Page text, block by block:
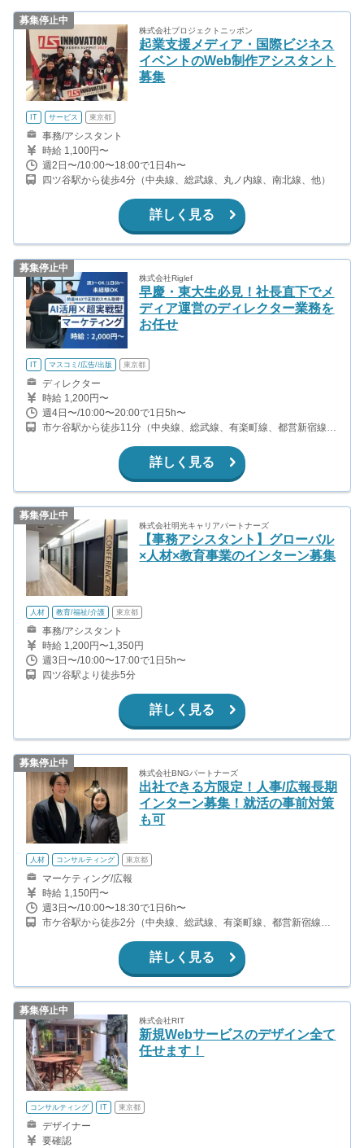
募集停止中
株式会社プロジェクトニッポン
起業支援メディア・国際ビジネス
イベントのWeb制作アシスタント
募集
IT サービス 東京都
事務/アシスタント
時給 1,100円〜
週2日〜/10:00〜18:00で1日4h〜
四ツ谷駅から徒歩4分（中央線、総武線、丸ノ内線、南北線、他）
詳しく見る
募集停止中
株式会社Riglef
早慶・東大生必見！社長直下でメ
ディア運営のディレクター業務を
お任せ
IT マスコミ/広告/出版 東京都
ディレクター
時給 1,200円〜
週4日〜/10:00〜20:00で1日5h〜
市ケ谷駅から徒歩11分（中央線、総武線、有楽町線、都営新宿線、
線） 半蔵門駅から徒歩3分（半蔵門線） 麹町駅から徒歩3分（有楽
詳しく見る
募集停止中
株式会社明光キャリアパートナーズ
【事務アシスタント】グローバル
×人材×教育事業のインターン募集
人材 教育/福祉/介護 東京都
事務/アシスタント
時給 1,200円〜1,350円
週3日〜/10:00〜17:00で1日5h〜
四ツ谷駅より徒歩5分
詳しく見る
募集停止中
株式会社BNGパートナーズ
出社できる方限定！人事/広報長期
インターン募集！就活の事前対策
も可
人材 コンサルティング 東京都
マーケティング/広報
時給 1,150円〜
週3日〜/10:00〜18:30で1日6h〜
市ケ谷駅から徒歩2分（中央線、総武線、有楽町線、都営新宿線、
詳しく見る
募集停止中
株式会社RIT
新規Webサービスのデザイン全て
任せます！
コンサルティング IT 東京都
デザイナー
要確認